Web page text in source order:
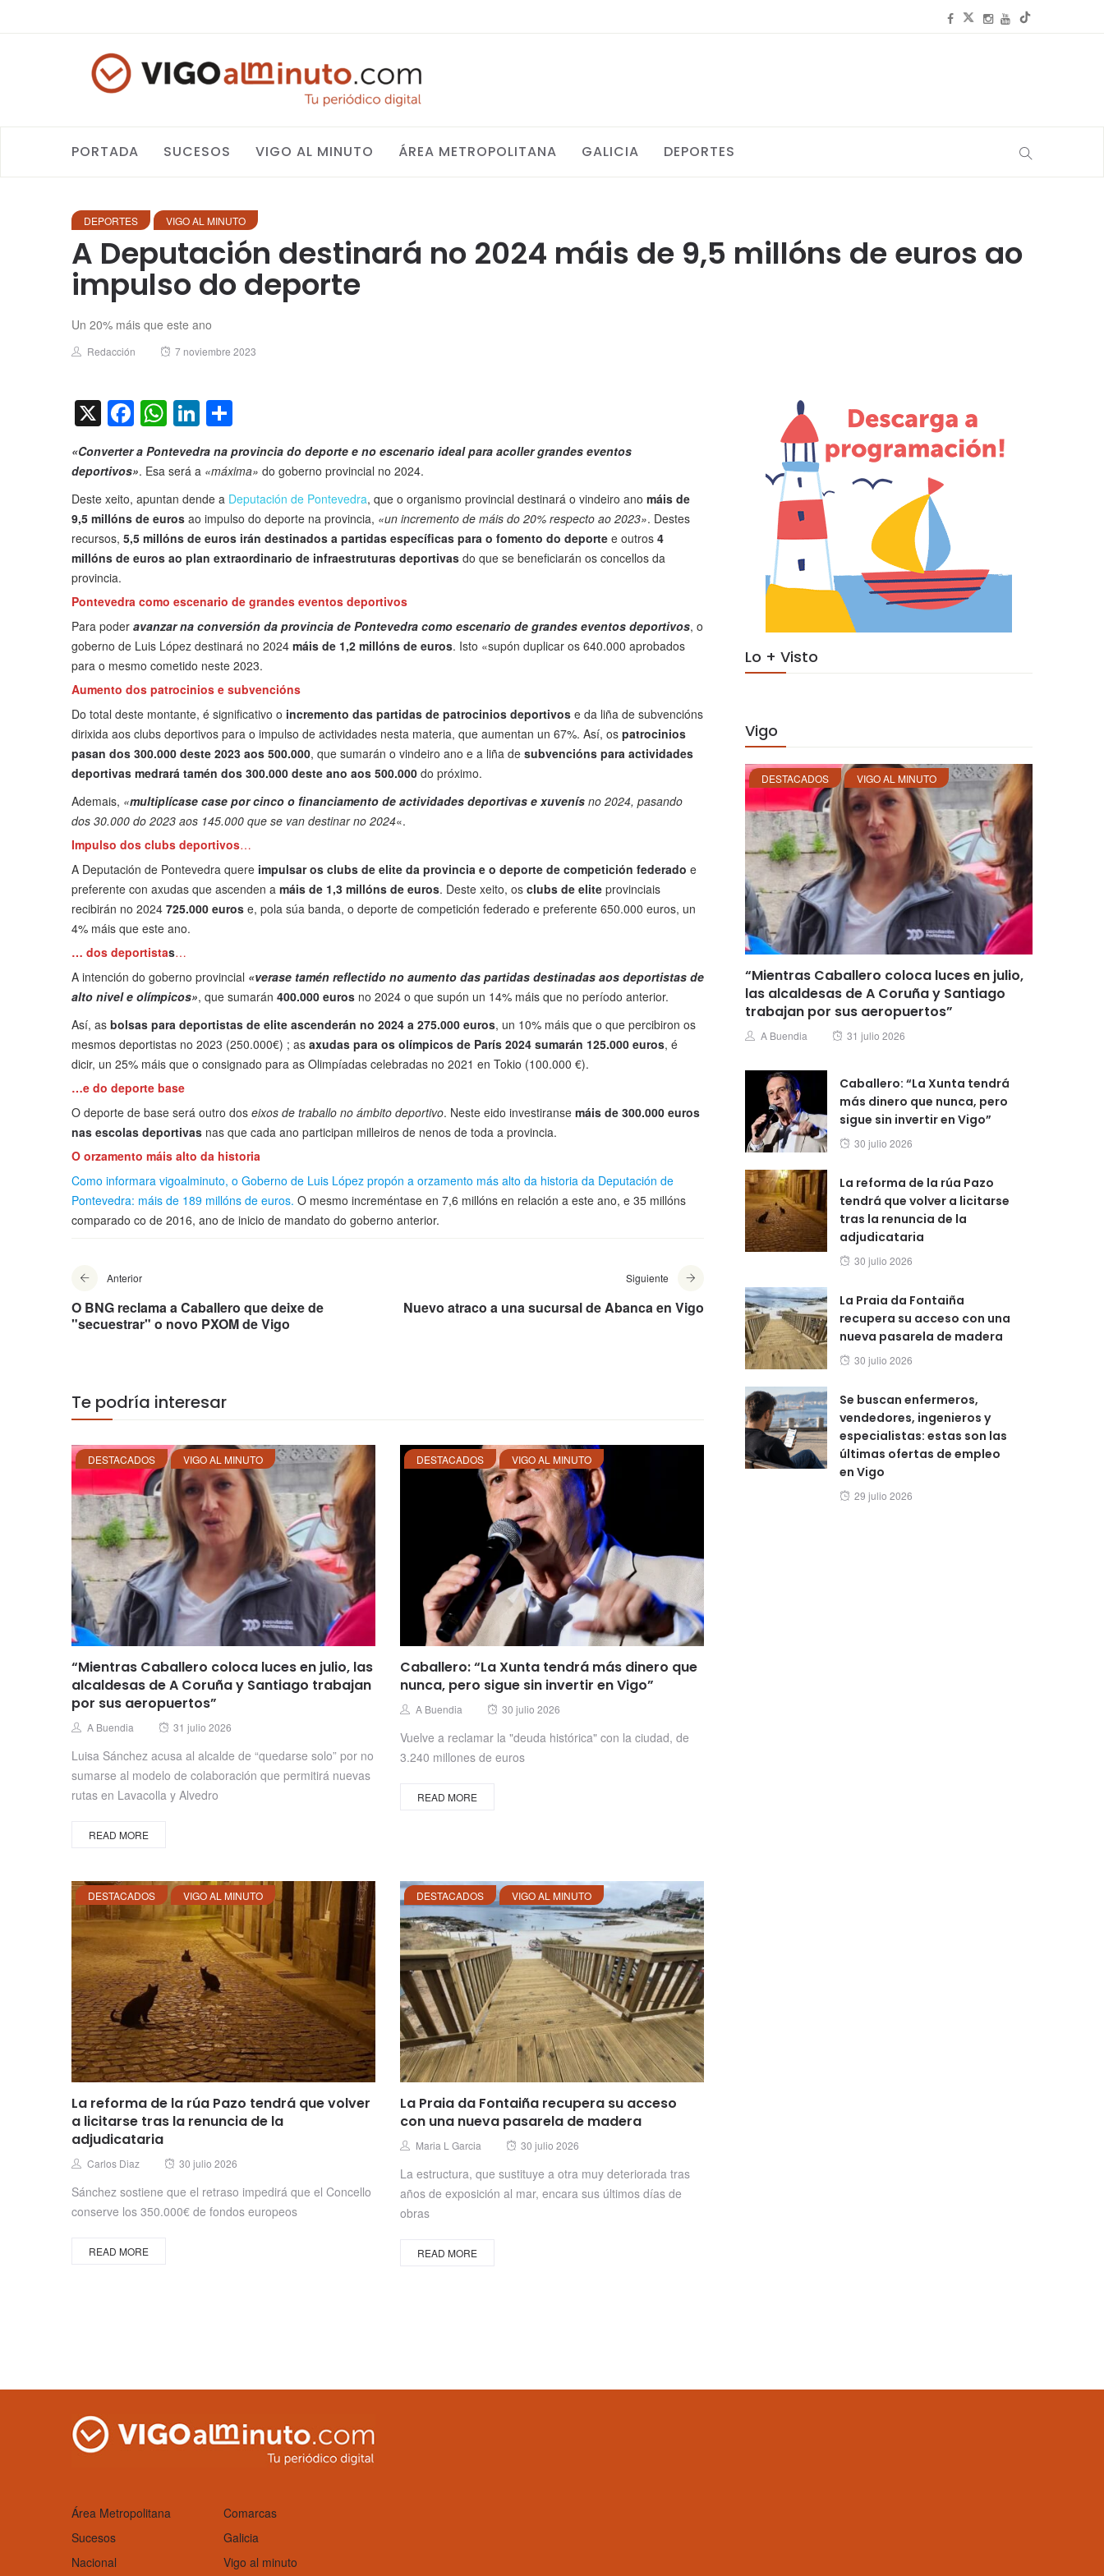
PORTADA SUCESOS VIGO AL MINUTO ÁREA METROPOLITANA GALICIA DEPORTES
DEPORTES VIGO AL MINUTO
A Deputación destinará no 2024 máis de 9,5 millóns de euros ao
impulso do deporte
Un 20% máis que este ano
Author
Redacción
Posted
7 noviembre 2023
X Facebook
WhatsApp
LinkedIn
«Converter a Pontevedra na provincia do deporte e no escenario ideal para acoller grandes eventos
deportivos». Esa será a «máxima» do goberno provincial no 2024.
Deste xeito, apuntan dende a Deputación de Pontevedra, que o organismo provincial destinará o vindeiro ano máis de
9,5 millóns de euros ao impulso do deporte na provincia, «un incremento de máis do 20% respecto ao 2023». Destes
recursos, 5,5 millóns de euros irán destinados a partidas específicas para o fomento do deporte e outros 4
millóns de euros ao plan extraordinario de infraestruturas deportivas do que se beneficiarán os concellos da
provincia.
Pontevedra como escenario de grandes eventos deportivos
Para poder avanzar na conversión da provincia de Pontevedra como escenario de grandes eventos deportivos, o
goberno de Luis López destinará no 2024 máis de 1,2 millóns de euros. Isto «supón duplicar os 640.000 aprobados
para o mesmo cometido neste 2023.
Aumento dos patrocinios e subvencións
Do total deste montante, é significativo o incremento das partidas de patrocinios deportivos e da liña de subvencións
dirixida aos clubs deportivos para o impulso de actividades nesta materia, que aumentan un 67%. Así, os patrocinios
pasan dos 300.000 deste 2023 aos 500.000, que sumarán o vindeiro ano e a liña de subvencións para actividades
deportivas medrará tamén dos 300.000 deste ano aos 500.000 do próximo.
Ademais, «multiplícase case por cinco o financiamento de actividades deportivas e xuvenís no 2024, pasando
dos 30.000 do 2023 aos 145.000 que se van destinar no 2024«.
Impulso dos clubs deportivos…
A Deputación de Pontevedra quere impulsar os clubs de elite da provincia e o deporte de competición federado e
preferente con axudas que ascenden a máis de 1,3 millóns de euros. Deste xeito, os clubs de elite provinciais
recibirán no 2024 725.000 euros e, pola súa banda, o deporte de competición federado e preferente 650.000 euros, un
4% máis que este ano.
… dos deportistas…
A intención do goberno provincial «verase tamén reflectido no aumento das partidas destinadas aos deportistas de
alto nivel e olímpicos», que sumarán 400.000 euros no 2024 o que supón un 14% máis que no período anterior.
Así, as bolsas para deportistas de elite ascenderán no 2024 a 275.000 euros, un 10% máis que o que percibiron os
mesmos deportistas no 2023 (250.000€) ; as axudas para os olímpicos de París 2024 sumarán 125.000 euros, é
dicir, un 25% máis que o consignado para as Olimpíadas celebradas no 2021 en Tokio (100.000 €).
…e do deporte base
O deporte de base será outro dos eixos de traballo no ámbito deportivo. Neste eido investiranse máis de 300.000 euros
nas escolas deportivas nas que cada ano participan milleiros de nenos de toda a provincia.
O orzamento máis alto da historia
Como informara vigoalminuto, o Goberno de Luis López propón a orzamento más alto da historia da Deputación de
Pontevedra: máis de 189 millóns de euros. O mesmo increméntase en 7,6 millóns en relación a este ano, e 35 millóns
comparado co de 2016, ano de inicio de mandato do goberno anterior.
Anterior
O BNG reclama a Caballero que deixe de
"secuestrar" o novo PXOM de Vigo
Siguiente
Nuevo atraco a una sucursal de Abanca en Vigo
Te podría interesar
DESTACADOS VIGO AL MINUTO
“Mientras Caballero coloca luces en julio, las
alcaldesas de A Coruña y Santiago trabajan
por sus aeropuertos”
Author
A Buendia
Posted
31 julio 2026
Luisa Sánchez acusa al alcalde de “quedarse solo” por no
sumarse al modelo de colaboración que permitirá nuevas
rutas en Lavacolla y Alvedro
READ MORE
DESTACADOS VIGO AL MINUTO
Caballero: “La Xunta tendrá más dinero que
nunca, pero sigue sin invertir en Vigo”
Author
A Buendia
Posted
30 julio 2026
Vuelve a reclamar la "deuda histórica" con la ciudad, de
3.240 millones de euros
READ MORE
DESTACADOS VIGO AL MINUTO
La reforma de la rúa Pazo tendrá que volver
a licitarse tras la renuncia de la
adjudicataria
Author
Carlos Diaz
Posted
30 julio 2026
Sánchez sostiene que el retraso impedirá que el Concello
conserve los 350.000€ de fondos europeos
READ MORE
DESTACADOS VIGO AL MINUTO
La Praia da Fontaiña recupera su acceso
con una nueva pasarela de madera
Author
Maria L Garcia
Posted
30 julio 2026
La estructura, que sustituye a otra muy deteriorada tras
años de exposición al mar, encara sus últimos días de
obras
READ MORE
Lo + Visto
Vigo
DESTACADOS VIGO AL MINUTO
“Mientras Caballero coloca luces en julio,
las alcaldesas de A Coruña y Santiago
trabajan por sus aeropuertos”
Author
A Buendia
Posted
31 julio 2026
Caballero: “La Xunta tendrá
más dinero que nunca, pero
sigue sin invertir en Vigo”
Posted
30 julio 2026
La reforma de la rúa Pazo
tendrá que volver a licitarse
tras la renuncia de la
adjudicataria
Posted
30 julio 2026
La Praia da Fontaiña
recupera su acceso con una
nueva pasarela de madera
Posted
30 julio 2026
Se buscan enfermeros,
vendedores, ingenieros y
especialistas: estas son las
últimas ofertas de empleo
en Vigo
Posted
29 julio 2026
Área Metropolitana
Comarcas
Sucesos
Galicia
Nacional
Vigo al minuto